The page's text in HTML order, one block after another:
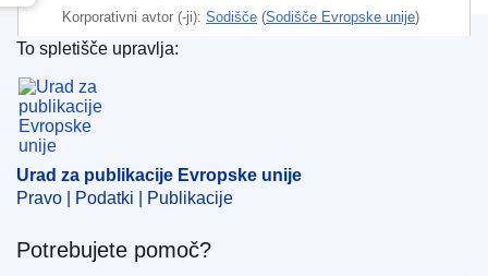
Korporativni avtor (-ji): Sodišče (Sodišče Evropske unije)
CELEX : 62023CC0783
ECLI : ECLI:EU:C:2025:46
Urad za publikacije Evropske unije
To spletišče upravlja:
Urad za publikacije Evropske unije
Pravo | Podatki | Publikacije
Potrebujete pomoč?